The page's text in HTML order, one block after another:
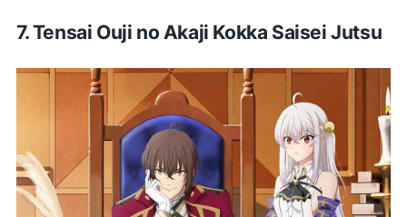
7. Tensai Ouji no Akaji Kokka Saisei Jutsu